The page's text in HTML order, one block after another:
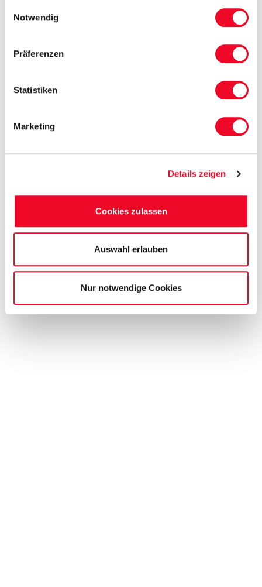
Notwendig
Präferenzen
Statistiken
Marketing
Details zeigen
Cookies zulassen
Auswahl erlauben
Nur notwendige Cookies